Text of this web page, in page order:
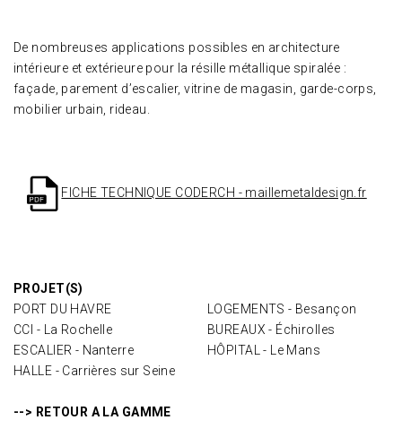
De nombreuses applications possibles en architecture
intérieure et extérieure pour la résille métallique spiralée :
façade, parement d’escalier, vitrine de magasin, garde-corps,
mobilier urbain, rideau.
FICHE TECHNIQUE CODERCH - maillemetaldesign.fr
PROJET(S)
PORT DU HAVRE
CCI - La Rochelle
ESCALIER - Nanterre
HALLE - Carrières sur Seine
LOGEMENTS - Besançon
BUREAUX - Échirolles
HÔPITAL - Le Mans
--> RETOUR A LA GAMME